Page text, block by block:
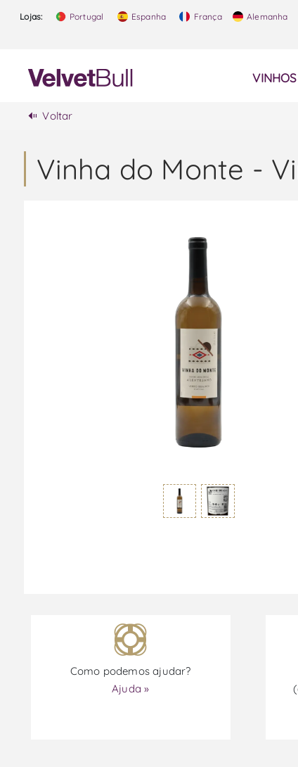
Lojas: Portugal Espanha França Alemanha
VINHOS
Voltar
Vinha do Monte -
Como podemos ajudar?
Ajuda »